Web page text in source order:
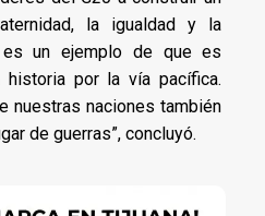
la igualdad y la
es un ejemplo de que es
historia por la vía pacífica.
nuestras naciones también
de guerras”, concluyó.